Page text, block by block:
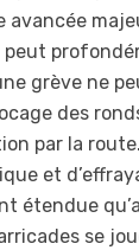
avancée
peut
grève ne
des
par la
et
étendue
se